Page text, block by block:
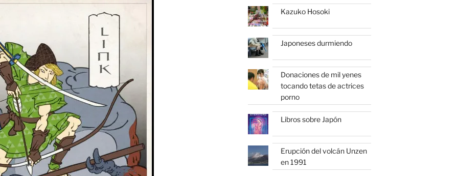
Kazuko Hosoki
Japoneses durmiendo
Donaciones de mil yenes
tocando tetas de actrices
porno
Libros sobre Japón
Erupción del volcán Unzen
en 1991